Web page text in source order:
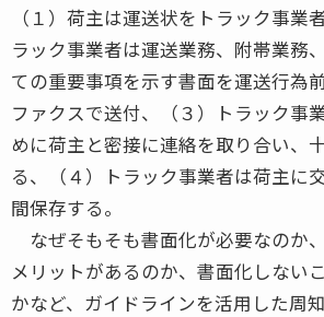
（１）荷主は運送状をトラック事業
ラック事業者は運送業務、附帯業務
ての重要事項を示す書面を運送行為
ファクスで送付、（３）トラック事
めに荷主と密接に連絡を取り合い、
る、（４）トラック事業者は荷主に
間保存する。
なぜそもそも書面化が必要なのか
メリットがあるのか、書面化しない
かなど、ガイドラインを活用した周